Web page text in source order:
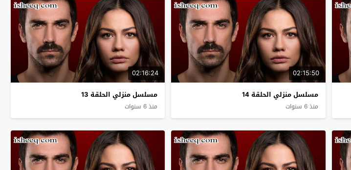
02:15:50
مسلسل منزلي الحلقة 14
منذ 6 سنوات
02:16:24
مسلسل منزلي الحلقة 13
منذ 6 سنوات